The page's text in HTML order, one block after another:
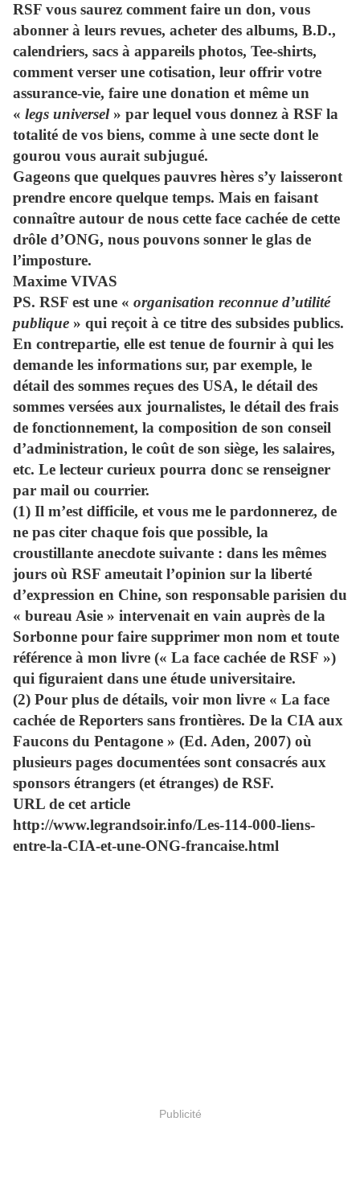
RSF vous saurez comment faire un don, vous
abonner à leurs revues, acheter des albums, B.D.,
calendriers, sacs à appareils photos, Tee-shirts,
comment verser une cotisation, leur offrir votre
assurance-vie, faire une donation et même un
« legs universel» par lequel vous donnez à RSF la
totalité de vos biens, comme à une secte dont le
gourou vous aurait subjugué.
Gageons que quelques pauvres hères s’y laisseront
prendre encore quelque temps. Mais en faisant
connaître autour de nous cette face cachée de cette
drôle d’ONG, nous pouvons sonner le glas de
l’imposture.
Maxime VIVAS
PS. RSF est une « organisation reconnue d’utilité
publique » qui reçoit à ce titre des subsides publics.
En contrepartie, elle est tenue de fournir à qui les
demande les informations sur, par exemple, le
détail des sommes reçues des USA, le détail des
sommes versées aux journalistes, le détail des frais
de fonctionnement, la composition de son conseil
d’administration, le coût de son siège, les salaires,
etc. Le lecteur curieux pourra donc se renseigner
par mail ou courrier.
(1) Il m’est difficile, et vous me le pardonnerez, de
ne pas citer chaque fois que possible, la
croustillante anecdote suivante : dans les mêmes
jours où RSF ameutait l’opinion sur la liberté
d’expression en Chine, son responsable parisien du
« bureau Asie » intervenait en vain auprès de la
Sorbonne pour faire supprimer mon nom et toute
référence à mon livre (« La face cachée de RSF »)
qui figuraient dans une étude universitaire.
(2) Pour plus de détails, voir mon livre « La face
cachée de Reporters sans frontières. De la CIA aux
Faucons du Pentagone » (Ed. Aden, 2007) où
plusieurs pages documentées sont consacrés aux
sponsors étrangers (et étranges) de RSF.
URL de cet article
http://www.legrandsoir.info/Les-114-000-liens-
entre-la-CIA-et-une-ONG-francaise.html
Publicité